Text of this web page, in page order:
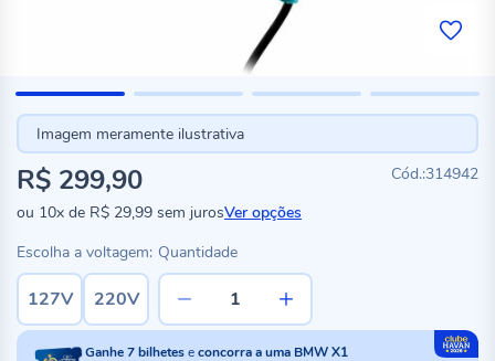
Imagem meramente ilustrativa
314942
R$ 299,90
ou 10x de R$ 29,99 sem jurosVer opções
Escolha a voltagem:
127V 220V
Quantidade
Ganhe7bilheteseconcorra a uma BMW X1